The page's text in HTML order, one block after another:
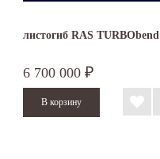
листогиб RAS TURBObend
6 700 000 ₽